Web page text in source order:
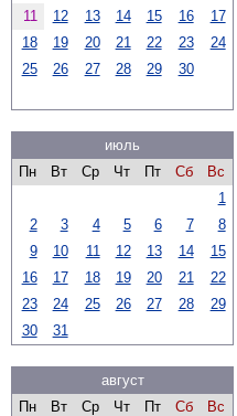
11
12 13 14 15 16
17
18
19 20 21 22 23
24
25
26 27 28 29 30
июль
Пн
Вт Ср Чт Пт Сб
Вс
1
2
3 4 5 6 7
8
9
10 11 12 13 14
15
16
17 18 19 20 21
22
23
24 25 26 27 28
29
30
31
август
Пн
Вт Ср Чт Пт Сб
Вс